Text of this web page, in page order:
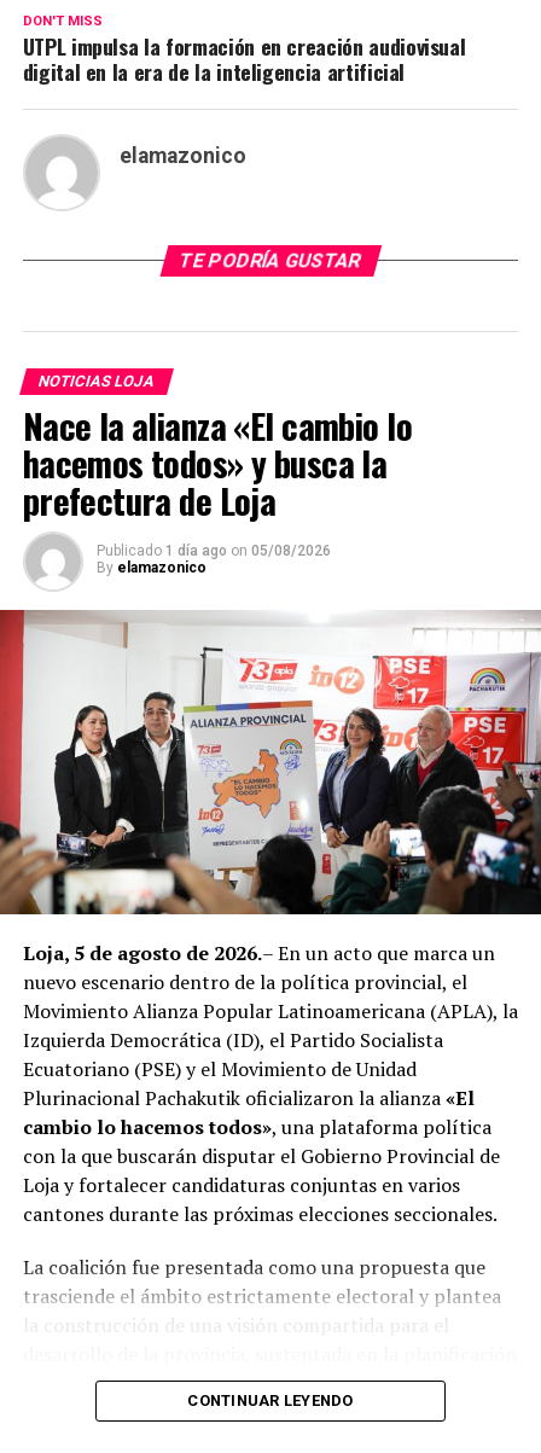
DON'T MISS
UTPL impulsa la formación en creación audiovisual
digital en la era de la inteligencia artificial
elamazonico
TE PODRÍA GUSTAR
NOTICIAS LOJA
Nace la alianza «El cambio lo
hacemos todos» y busca la
prefectura de Loja
Publicado 1 día ago on 05/08/2026
By elamazonico
Loja, 5 de agosto de 2026.– En un acto que marca un
nuevo escenario dentro de la política provincial, el
Movimiento Alianza Popular Latinoamericana (APLA), la
Izquierda Democrática (ID), el Partido Socialista
Ecuatoriano (PSE) y el Movimiento de Unidad
Plurinacional Pachakutik oficializaron la alianza«El
cambio lo hacemos todos», una plataforma política
con la que buscarán disputar el Gobierno Provincial de
Loja y fortalecer candidaturas conjuntas en varios
cantones durante las próximas elecciones seccionales.
La coalición fue presentada como una propuesta que
trasciende el ámbito estrictamente electoral y plantea
la construcción de una visión compartida para el
estratégica, la transparencia en la gestión pública, la
participación ciudadana y el fortalecimiento de la
CONTINUAR LEYENDO